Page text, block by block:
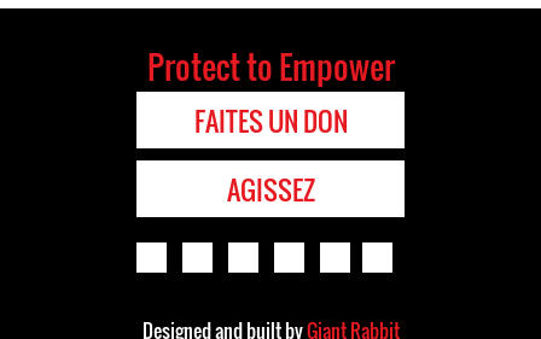
Protect to Empower
FAITES UN DON
AGISSEZ
Designed and built byGiant Rabbit